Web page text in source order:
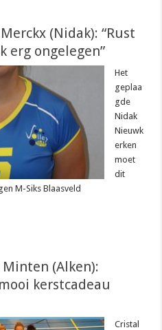
(Nidak): “Rust
erg ongelegen”
Het
geplaa
gde
Nidak
Nieuwk
erken
moet
dit
M-Siks Blaasveld
(Alken):
kerstcadeau
Cristal